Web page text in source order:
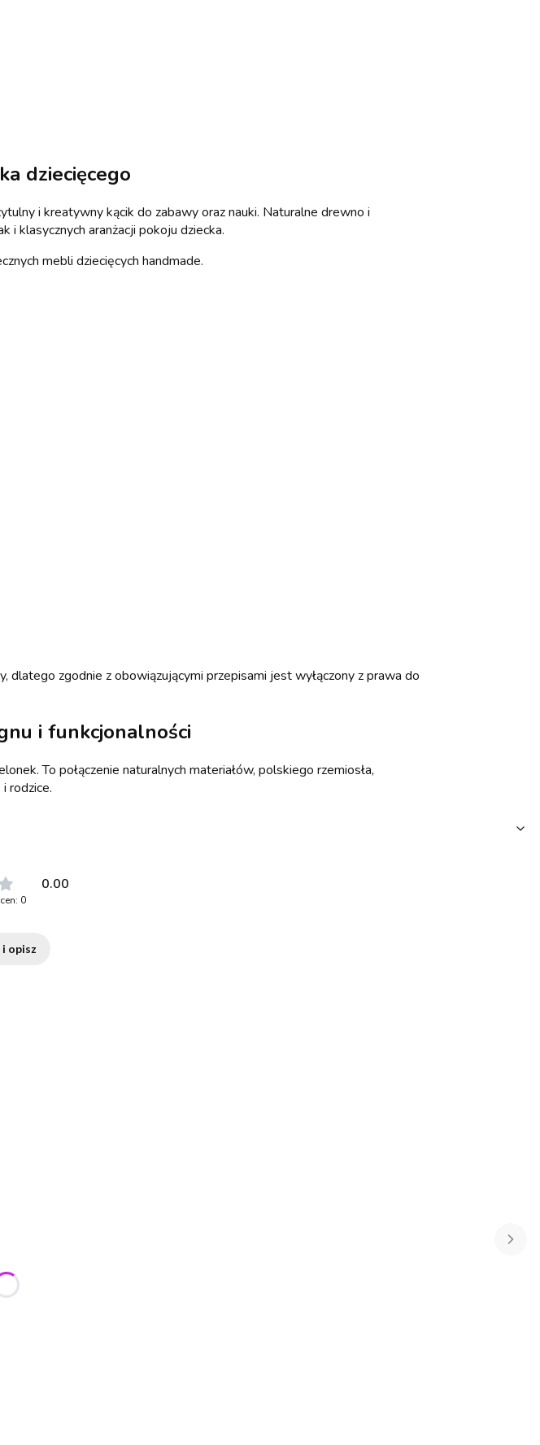
dziecięcego
i kreatywny kącik do zabawy oraz nauki. Naturalne drewno i
i klasycznych aranżacji pokoju dziecka.
mebli dziecięcych handmade.
zgodnie z obowiązującymi przepisami jest wyłączony z prawa do
i funkcjonalności
To połączenie naturalnych materiałów, polskiego rzemiosła,
rodzice.
0.00
0
i opisz